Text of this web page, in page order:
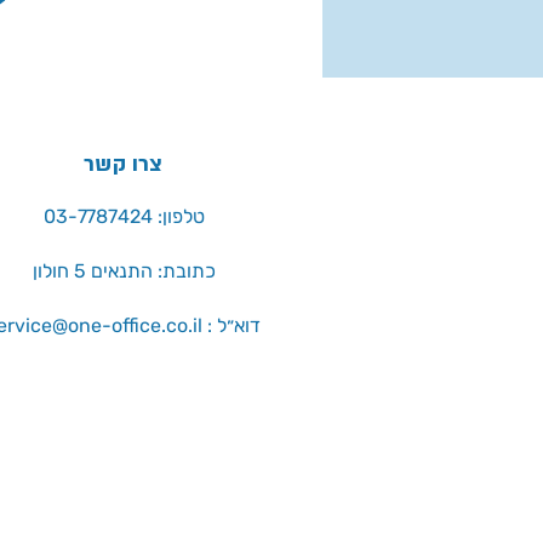
צרו קשר
טלפון: 03-7787424
כתובת: התנאים 5 חולון
service@one-office.co.il : דוא״ל